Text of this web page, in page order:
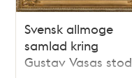
Svensk allmoge
samlad kring
Gustav Vasas stod